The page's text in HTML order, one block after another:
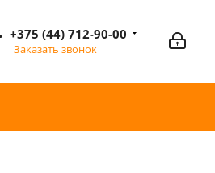
+375 (44) 712-90-00
Заказать звонок